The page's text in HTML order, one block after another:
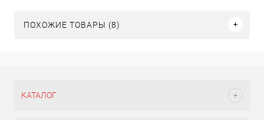
ПОХОЖИЕ ТОВАРЫ (8)
КАТАЛОГ